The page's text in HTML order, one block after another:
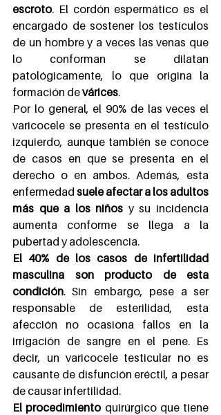
escroto. El cordón espermático es el
encargado de sostener los testículos
de un hombre y a veces las venas que
lo conforman se dilatan
patológicamente, lo que origina la
formación de várices.
Por lo general, el 90% de las veces el
varicocele se presenta en el testículo
izquierdo, aunque también se conoce
de casos en que se presenta en el
derecho o en ambos. Además, esta
enfermedad suele afectar a los adultos
más que a los niños y su incidencia
aumenta conforme se llega a la
pubertad y adolescencia.
El 40% de los casos de infertilidad
masculina son producto de esta
condición. Sin embargo, pese a ser
responsable de esterilidad, esta
afección no ocasiona fallos en la
irrigación de sangre en el pene. Es
decir, un varicocele testicular no es
causante de disfunción eréctil, a pesar
de causar infertilidad.
El procedimiento quirúrgico que tiene